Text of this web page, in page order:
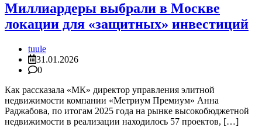
Миллиардеры выбрали в Москве
локации для «защитных» инвестиций
tuule
31.01.2026
0
Как рассказала «МК» директор управления элитной
недвижимости компании «Метриум Премиум» Анна
Раджабова, по итогам 2025 года на рынке высокобюджетной
недвижимости в реализации находилось 57 проектов, […]